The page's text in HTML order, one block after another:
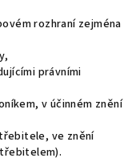
rozhraní zejména
právními
v účinném znění
ve znění